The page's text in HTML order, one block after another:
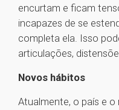
encurtam e ficam
incapazes de se
completa ela. Isso
articulações,
Novos hábitos
Atualmente, o país e